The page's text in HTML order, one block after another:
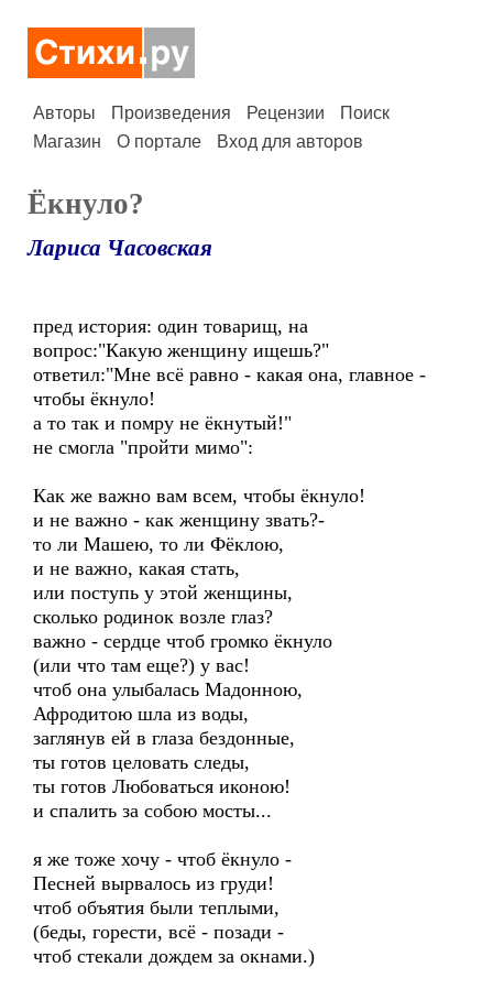
Авторы Произведения Рецензии
Поиск
Магазин
О портале Вход для авторов
Ёкнуло?
Лариса Часовская
пред история: один товарищ, на
вопрос:"Какую женщину ищешь?"
ответил:"Мне всё равно - какая она, главное -
чтобы ёкнуло!
а то так и помру не ёкнутый!"
не смогла "пройти мимо":
Как же важно вам всем, чтобы ёкнуло!
и не важно - как женщину звать?-
то ли Машею, то ли Фёклою,
и не важно, какая стать,
или поступь у этой женщины,
сколько родинок возле глаз?
важно - сердце чтоб громко ёкнуло
(или что там еще?) у вас!
чтоб она улыбалась Мадонною,
Афродитою шла из воды,
заглянув ей в глаза бездонные,
ты готов целовать следы,
ты готов Любоваться иконою!
и спалить за собою мосты...
я же тоже хочу - чтоб ёкнуло -
Песней вырвалось из груди!
чтоб объятия были теплыми,
(беды, горести, всё - позади -
чтоб стекали дождем за окнами.)